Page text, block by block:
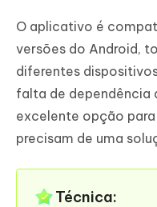
O aplicativo é
versões do Android,
diferentes
falta de dependência
excelente opção para
precisam de uma
Técnica: